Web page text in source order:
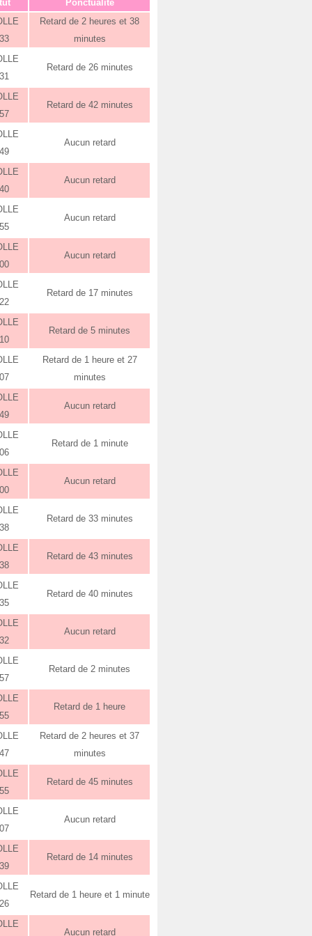
Ponctualité
Retard de 2 heures et 38
minutes
Retard de 26 minutes
Retard de 42 minutes
Aucun retard
Aucun retard
Aucun retard
Aucun retard
Retard de 17 minutes
Retard de 5 minutes
Retard de 1 heure et 27
minutes
Aucun retard
Retard de 1 minute
Aucun retard
Retard de 33 minutes
Retard de 43 minutes
Retard de 40 minutes
Aucun retard
Retard de 2 minutes
Retard de 1 heure
Retard de 2 heures et 37
minutes
Retard de 45 minutes
Aucun retard
Retard de 14 minutes
Retard de 1 heure et 1 minute
Aucun retard